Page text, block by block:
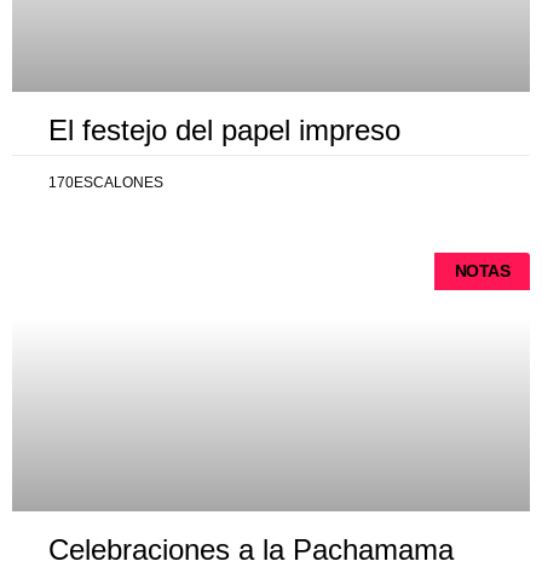
El festejo del papel impreso
170ESCALONES
NOTAS
Celebraciones a la Pachamama